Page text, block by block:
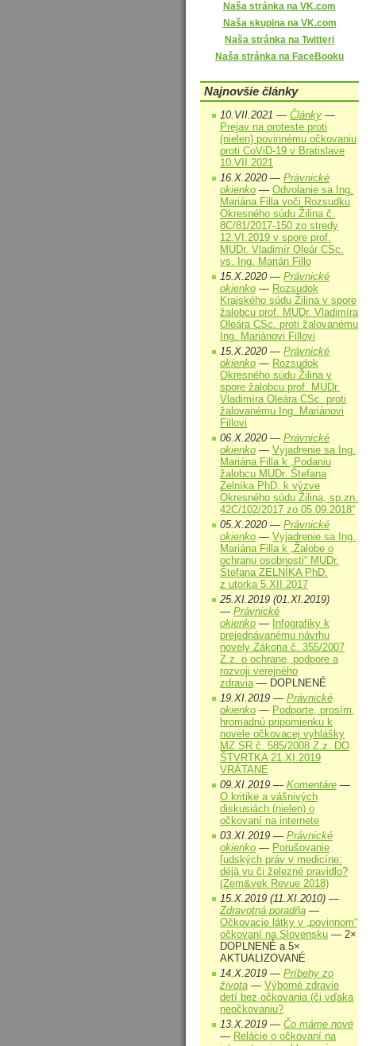
Naša stránka na VK.com
Naša skupina na VK.com
Naša stránka na Twitteri
Naša stránka na FaceBooku
Najnovšie články
10.VII.2021 — Články —
Prejav na proteste proti
(nielen) povinnému očkovaniu
proti CoViD-19 v Bratislave
10.VII.2021
16.X.2020 — Právnické
okienko — Odvolanie sa Ing.
Mariána Filla voči Rozsudku
Okresného súdu Žilina č.
8C/81/2017-150 zo stredy
12.VI.2019 v spore prof.
MUDr. Vladimír Oleár CSc.
vs. Ing. Marián Fillo
15.X.2020 — Právnické
okienko — Rozsudok
Krajského súdu Žilina v spore
žalobcu prof. MUDr. Vladimíra
Oleára CSc. proti žalovanému
Ing. Mariánovi Fillovi
15.X.2020 — Právnické
okienko — Rozsudok
Okresného súdu Žilina v
spore žalobcu prof. MUDr.
Vladimíra Oleára CSc. proti
žalovanému Ing. Mariánovi
Fillovi
06.X.2020 — Právnické
okienko — Vyjadrenie sa Ing.
Mariána Filla k „Podaniu
žalobcu MUDr. Štefana
Zelníka PhD. k výzve
Okresného súdu Žilina, sp.zn.
42C/102/2017 zo 05.09.2018“
05.X.2020 — Právnické
okienko — Vyjadrenie sa Ing.
Mariána Filla k „Žalobe o
ochranu osobnosti“ MUDr.
Štefana ZELNÍKA PhD.
z utorka 5.XII.2017
25.XI.2019 (01.XI.2019)
— Právnické
okienko — Infografiky k
prejednávanému návrhu
novely Zákona č. 355/2007
Z.z. o ochrane, podpore a
rozvoji verejného
zdravia— DOPLNENÉ
19.XI.2019 — Právnické
okienko — Podporte, prosím,
hromadnú pripomienku k
novele očkovacej vyhlášky
MZ SR č. 585/2008 Z.z. DO
ŠTVRTKA 21.XI.2019
VRÁTANE
09.XI.2019 — Komentáre —
O kritike a vášnivých
diskusiách (nielen) o
očkovaní na internete
03.XI.2019 — Právnické
okienko — Porušovanie
ľudských práv v medicíne:
déjà vu či železné pravidlo?
(Zem&vek Revue 2018)
15.X.2019 (11.XI.2010) —
Zdravotná poradňa —
Očkovacie látky v „povinnom“
očkovaní na Slovensku — 2×
DOPLNENÉ a 5×
AKTUALIZOVANÉ
14.X.2019 — Príbehy zo
života — Výborné zdravie
detí bez očkovania (či vďaka
neočkovaniu?
13.X.2019 — Čo máme nové
— Relácie o očkovaní na